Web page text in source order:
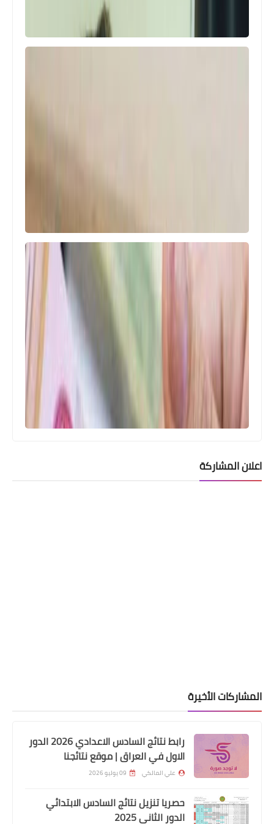
اندرويد
والمسلسلات والقنوات المشفرة مجانا
اعلان المشاركة
المشاركات الأخيرة
رابط نتائج السادس الاعدادي 2026 الدور
الاول في العراق | موقع نتائجنا
علي المالكي 09 يوليو 2026
حصريا تنزيل نتائج السادس الابتدائي
الدور الثاني 2025